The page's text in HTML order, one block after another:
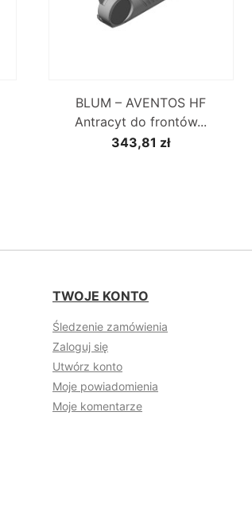
BLUM – AVENTOS HF
Antracyt do frontów...
343,81 zł
TWOJE KONTO
Śledzenie zamówienia
Zaloguj się
Utwórz konto
Moje powiadomienia
Moje komentarze